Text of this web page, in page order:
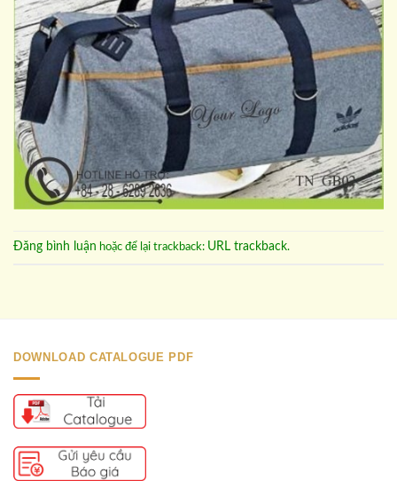
Đăng bình luận hoặc để lại trackback: URL trackback.
DOWNLOAD CATALOGUE PDF